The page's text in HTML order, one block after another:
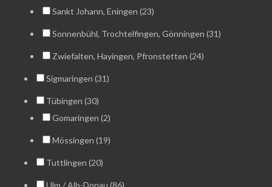
Sankt Johann, Eningen (23)
Sonnenbühl, Trochtelfingen, Gönningen (31)
Zwiefalten, Hayingen, Pfronstetten (24)
Sigmaringen (31)
Tübingen (30)
Gomaringen (2)
Mössingen (19)
Tuttlingen (20)
Ulm / Alb-Donau (86)